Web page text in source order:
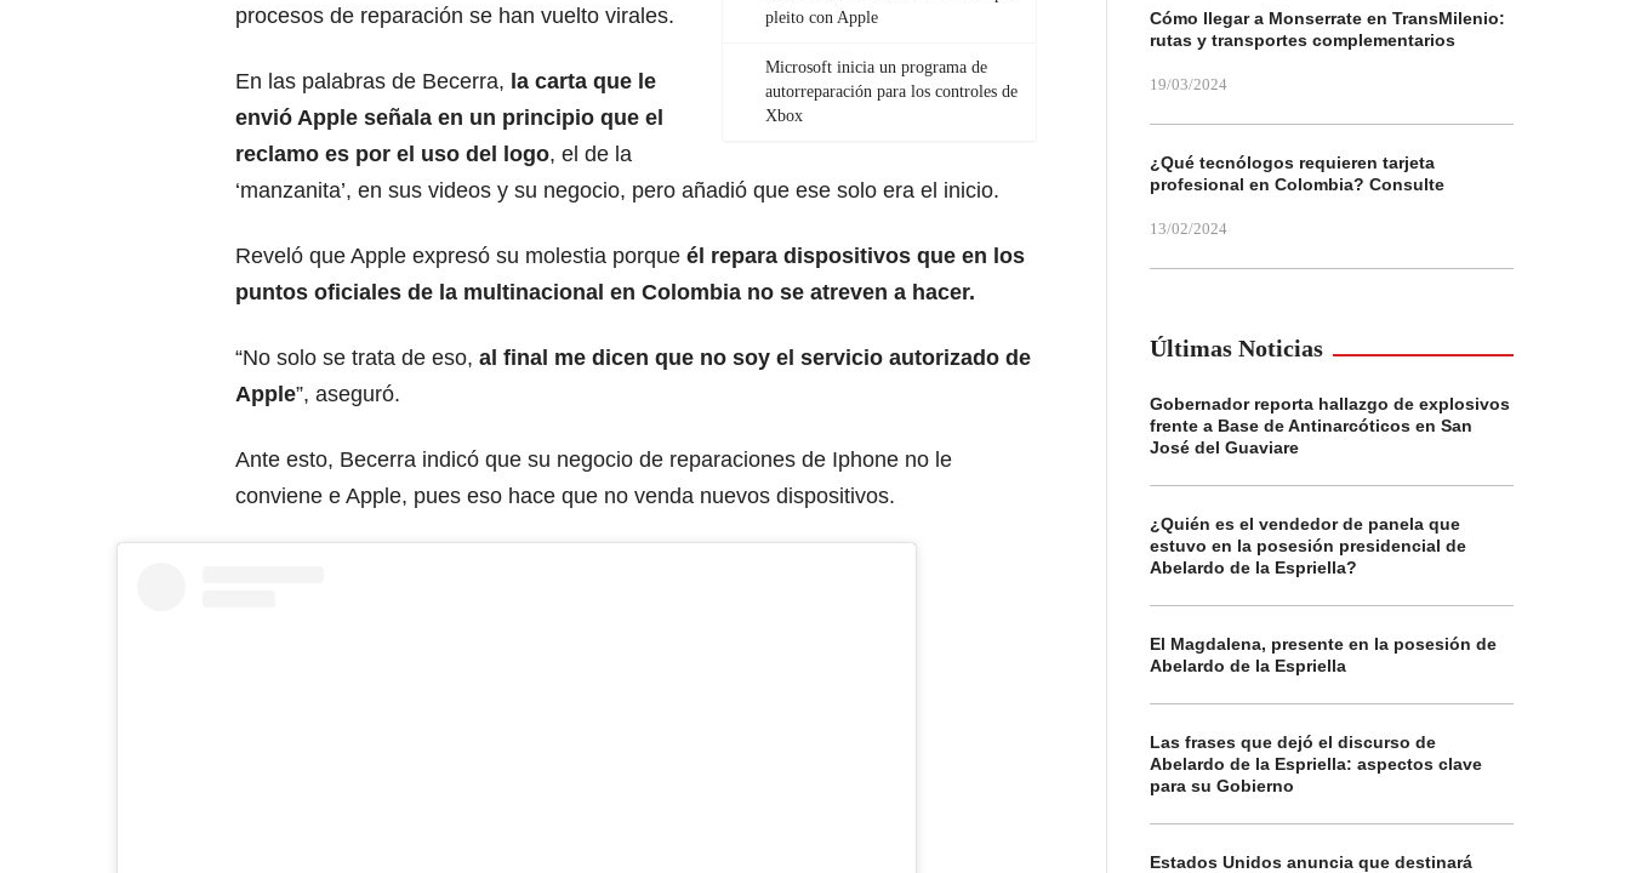
pleito con Apple
Microsoft inicia un programa de
autorreparación para los controles de
Xbox
procesos de reparación se han vuelto virales.
En las palabras de Becerra, la carta que le
envió Apple señala en un principio que el
reclamo es por el uso del logo, el de la
‘manzanita’, en sus videos y su negocio, pero añadió que ese solo era el inicio.
Reveló que Apple expresó su molestia porque él repara dispositivos que en los
puntos oficiales de la multinacional en Colombia no se atreven a hacer.
“No solo se trata de eso, al final me dicen que no soy el servicio autorizado de
Apple”, aseguró.
Ante esto, Becerra indicó que su negocio de reparaciones de Iphone no le
conviene e Apple, pues eso hace que no venda nuevos dispositivos.
Cómo llegar a Monserrate en TransMilenio:
rutas y transportes complementarios
19/03/2024
¿Qué tecnólogos requieren tarjeta
profesional en Colombia? Consulte
13/02/2024
Últimas Noticias
Gobernador reporta hallazgo de explosivos
frente a Base de Antinarcóticos en San
José del Guaviare
¿Quién es el vendedor de panela que
estuvo en la posesión presidencial de
Abelardo de la Espriella?
El Magdalena, presente en la posesión de
Abelardo de la Espriella
Las frases que dejó el discurso de
Abelardo de la Espriella: aspectos clave
para su Gobierno
Estados Unidos anuncia que destinará